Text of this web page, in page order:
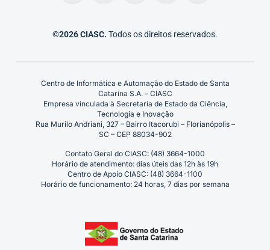
©2026 CIASC. Todos os direitos reservados.
Centro de Informática e Automação do Estado de Santa
Catarina S.A. – CIASC
Empresa vinculada à Secretaria de Estado da Ciência,
Tecnologia e Inovação
Rua Murilo Andriani, 327 – Bairro Itacorubi – Florianópolis –
SC – CEP 88034-902
Contato Geral do CIASC: (48) 3664-1000
Horário de atendimento: dias úteis das 12h às 19h
Centro de Apoio CIASC: (48) 3664-1100
Horário de funcionamento: 24 horas, 7 dias por semana